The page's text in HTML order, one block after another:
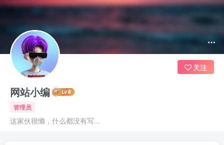
网站小编
管理员
这家伙很懒，什么都没有写...
关注